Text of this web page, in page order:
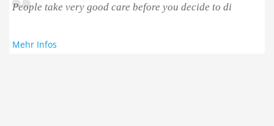
People take very good care before you decide to di
Mehr Infos